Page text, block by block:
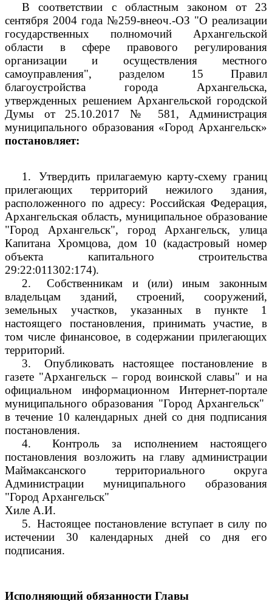
В соответствии с областным законом от 23
сентября 2004 года №259-внеоч.-ОЗ "О реализации
государственных полномочий Архангельской
области в сфере правового регулирования
организации и осуществления местного
самоуправления", разделом 15 Правил
благоустройства города Архангельска,
утвержденных решением Архангельской городской
Думы от 25.10.2017 № 581, Администрация
муниципального образования «Город Архангельск»
постановляет:
1.
Утвердить прилагаемую карту-схему границ
прилегающих территорий нежилого здания,
расположенного по адресу: Российская Федерация,
Архангельская область, муниципальное образование
"Город Архангельск", город Архангельск, улица
Капитана Хромцова, дом 10 (кадастровый номер
объекта капитального строительства
29:22:011302:174).
2.
Собственникам и (или) иным законным
владельцам зданий, строений, сооружений,
земельных участков, указанных в пункте 1
настоящего постановления, принимать участие, в
том числе финансовое, в содержании прилегающих
территорий.
3.
Опубликовать настоящее постановление в
газете "Архангельск – город воинской славы" и на
официальном информационном Интернет-портале
муниципального образования "Город Архангельск"
в течение 10 календарных дней со дня подписания
постановления.
4.
Контроль за исполнением настоящего
постановления возложить на главу администрации
Маймаксанского территориального округа
Администрации муниципального образования
"Город Архангельск"
Хиле А.И.
5. Настоящее постановление вступает в силу по
истечении 30 календарных дней со дня его
подписания.
Исполняющий обязанности Главы